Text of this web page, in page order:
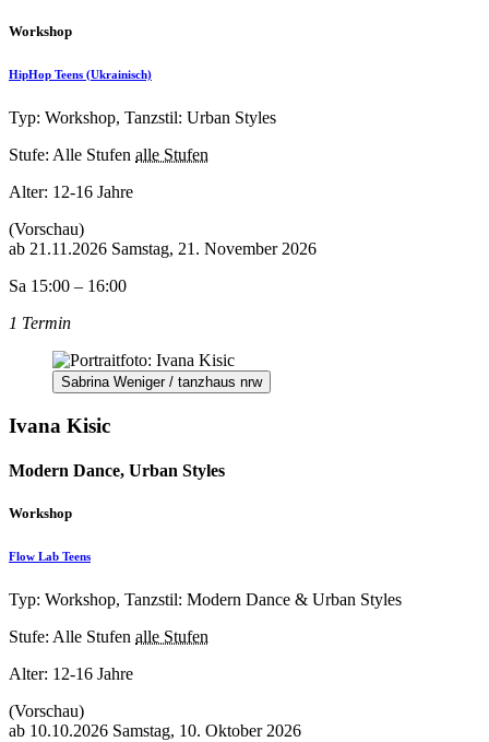
Workshop
HipHop Teens (Ukrainisch)
Typ: Workshop, Tanzstil: Urban Styles
Stufe: Alle Stufen alle Stufen
Alter: 12-16 Jahre
(Vorschau)
ab 21.11.2026 Samstag, 21. November 2026
Sa 15:00 – 16:00
1 Termin
Sabrina Weniger / tanzhaus nrw
Ivana Kisic
Modern Dance, Urban Styles
Workshop
Flow Lab Teens
Typ: Workshop, Tanzstil: Modern Dance & Urban Styles
Stufe: Alle Stufen alle Stufen
Alter: 12-16 Jahre
(Vorschau)
ab 10.10.2026 Samstag, 10. Oktober 2026